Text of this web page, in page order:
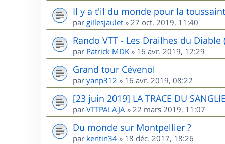
Il y a t'il du monde pour la
par gillesjaulet » 27 oct. 2019, 11:40
Rando VTT - Les Drailhes du Diable
par Patrick MDK » 16 avr. 2019, 12:29
Grand tour Cévenol
par yanp312 » 16 avr. 2019, 08:22
[23 juin 2019] LA TRACE DU
par VTTPALAJA » 22 mars 2019, 11:07
Du monde sur Montpellier ?
par kentin34 » 18 déc. 2017, 18:26